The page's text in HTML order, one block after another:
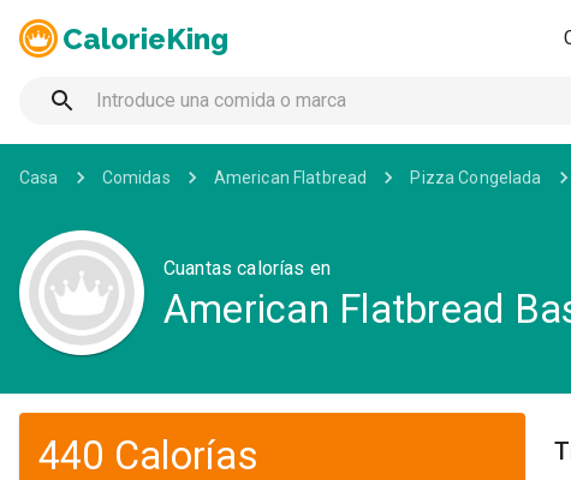
CalorieKing
Casa Comidas American Flatbread Pizza Congelada
Cuantas calorías en
American Flatbread
440 Calorías